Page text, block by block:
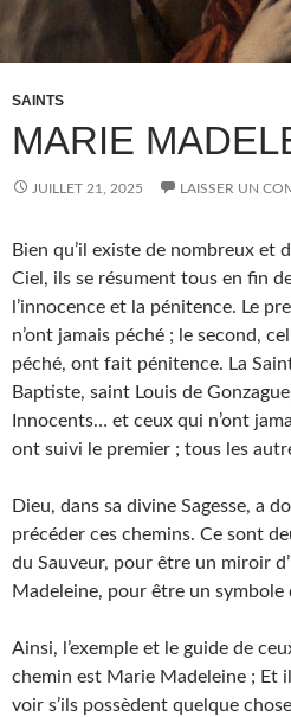
SAINTS
MARIE
JUILLET 21, 2025 LAISSER UN
Bien qu’il existe de nombreux et
Ciel, ils se résument tous en fin
l’innocence et la pénitence. Le
n’ont jamais péché ; le second,
péché, ont fait pénitence. La
Baptiste, saint Louis de
Innocents… et ceux qui n’ont
ont suivi le premier ; tous les
Dieu, dans sa divine Sagesse, a
précéder ces chemins. Ce sont
du Sauveur, pour être un miroir
Madeleine, pour être un symbole
Ainsi, l’exemple et le guide de
chemin est Marie Madeleine ; Et
voir s’ils possèdent quelque